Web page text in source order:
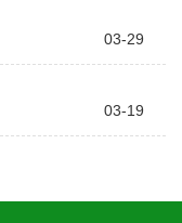
03-29
03-19